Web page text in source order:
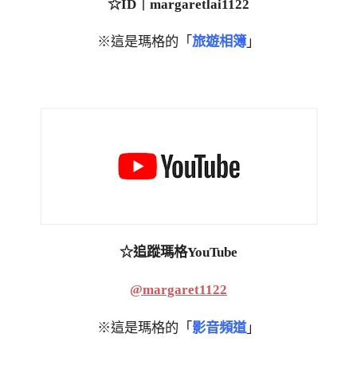
☆ID｜margaretlai1122
※這是瑪格的「 旅遊相簿 」
☆追蹤瑪格YouTube
@margaret1122
※這是瑪格的「 影音頻道」